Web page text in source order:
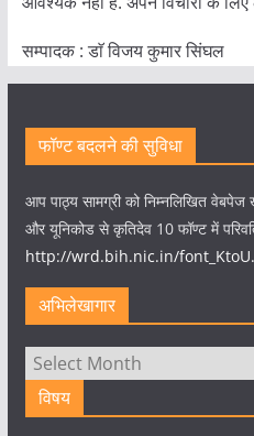
सम्पादक : डाॅ विजय कुमार सिंघल
फॉण्ट बदलने की सुविधा
आप पाठ्य सामग्री को निम्नलिखित
और यूनिकोड से कृतिदेव 10 फॉण्ट में
http://wrd.bih.nic.in/
अभिलेखागार
अभिलेखागार
विषय